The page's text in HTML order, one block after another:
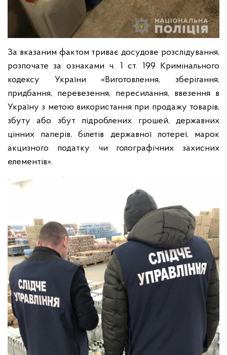
За вказаним фактом триває досудове розслідування,
розпочате за ознаками ч. 1 ст. 199 Кримінального
кодексу України «Виготовлення, зберігання,
придбання, перевезення, пересилання, ввезення в
Україну з метою використання при продажу товарів,
збуту або збут підроблених грошей, державних
цінних паперів, білетів державної лотереї, марок
акцизного податку чи голографічних захисних
елементів».